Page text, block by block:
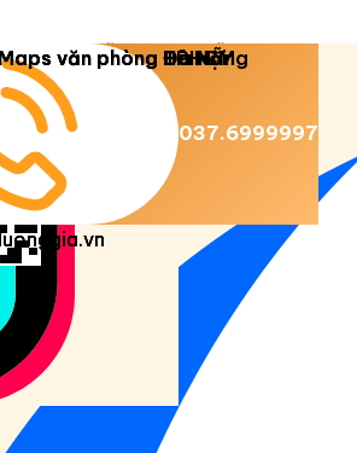
2026 © Luật Dương Gia